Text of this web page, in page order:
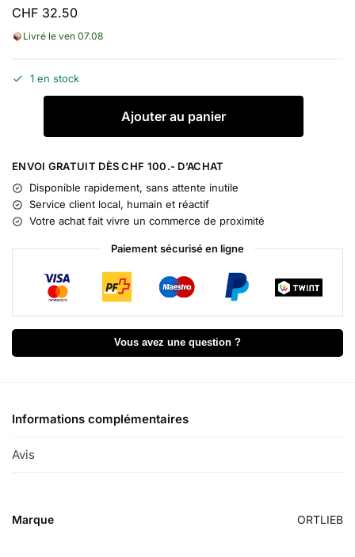
CHF 32.50
Livré le ven 07.08
1 en stock
Ajouter au panier
e
:
ENVOI GRATUIT DÈS CHF 100.- D’ACHAT
Disponible rapidement, sans attente inutile
Service client local, humain et réactif
Votre achat fait vivre un commerce de proximité
Paiement sécurisé en ligne
Vous avez une question ?
Informations complémentaires
Avis
Marque ORTLIEB